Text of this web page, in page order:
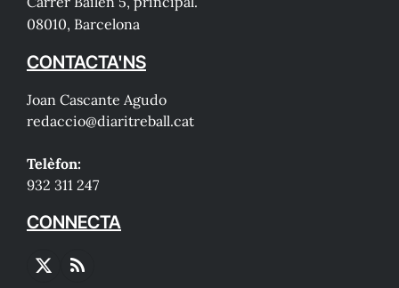
08010, Barcelona
CONTACTA'NS
Joan Cascante Agudo
redaccio@diaritreball.cat
Telèfon:
932 311 247
CONNECTA
X
RSS